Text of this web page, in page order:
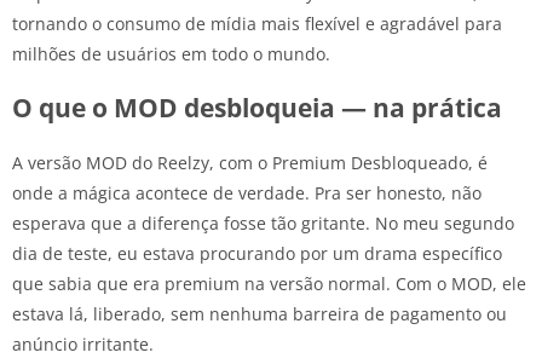
tornando o consumo de mídia mais flexível e agradável para
milhões de usuários em todo o mundo.
O que o MOD desbloqueia — na prática
A versão MOD do Reelzy, com o Premium Desbloqueado, é
onde a mágica acontece de verdade. Pra ser honesto, não
esperava que a diferença fosse tão gritante. No meu segundo
dia de teste, eu estava procurando por um drama específico
que sabia que era premium na versão normal. Com o MOD, ele
estava lá, liberado, sem nenhuma barreira de pagamento ou
anúncio irritante.